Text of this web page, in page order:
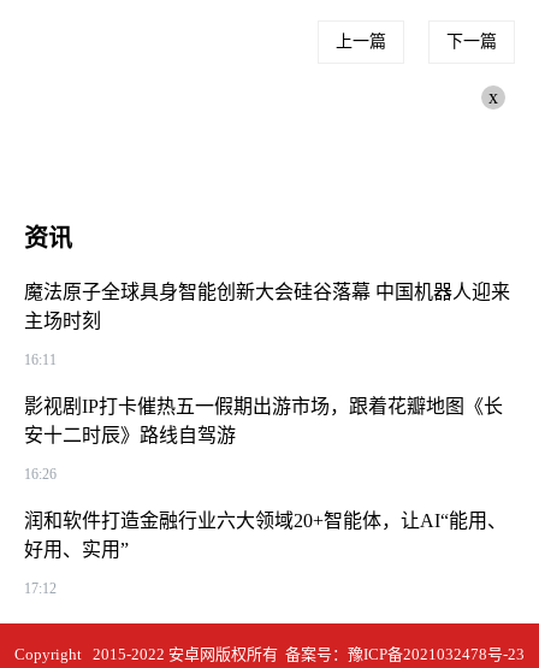
上一篇 下一篇
x
资讯
魔法原子全球具身智能创新大会硅谷落幕 中国机器人迎来
主场时刻
16:11
影视剧IP打卡催热五一假期出游市场，跟着花瓣地图《长
安十二时辰》路线自驾游
16:26
润和软件打造金融行业六大领域20+智能体，让AI“能用、
好用、实用”
17:12
Copyright 2015-2022 安卓网版权所有 备案号： 豫ICP备2021032478号-23